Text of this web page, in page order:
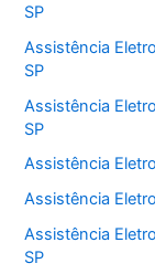
SP
Assistência
SP
Assistência
SP
Assistência
Assistência
Assistência
SP